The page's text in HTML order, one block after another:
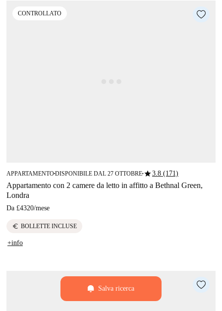
CONTROLLATO
APPARTAMENTO■DISPONIBILE DAL 27 OTTOBRE■star3.8 (171)
Appartamento con 2 camere da letto in affitto a Bethnal Green,
Londra
Da £4320/mese
euro BOLLETTE INCLUSE
+info
Salva ricerca